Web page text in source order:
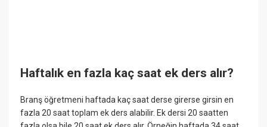
Haftalık en fazla kaç saat ek ders alır?
Branş öğretmeni haftada kaç saat derse girerse girsin en
fazla 20 saat toplam ek ders alabilir. Ek dersi 20 saatten